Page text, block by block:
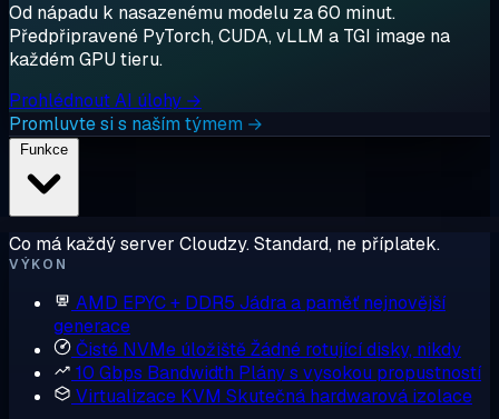
Od nápadu k nasazenému modelu za 60 minut.
Předpřipravené PyTorch, CUDA, vLLM a TGI image na
každém GPU tieru.
Prohlédnout AI úlohy →
Promluvte si s naším týmem →
Co má každý server Cloudzy. Standard, ne příplatek.
VÝKON
AMD EPYC + DDR5 Jádra a paměť nejnovější
generace
Čisté NVMe úložištěŽádné rotující disky, nikdy
10 Gbps Bandwidth Plány s vysokou propustností
Virtualizace KVM Skutečná hardwarová izolace